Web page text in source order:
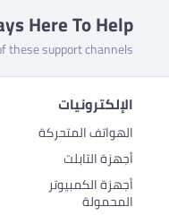
Here To Help
these support channels
الإلكترونيات
الهواتف المتحركة
أجهزة التابلت
أجهزة الكمبيوتر
المحمولة